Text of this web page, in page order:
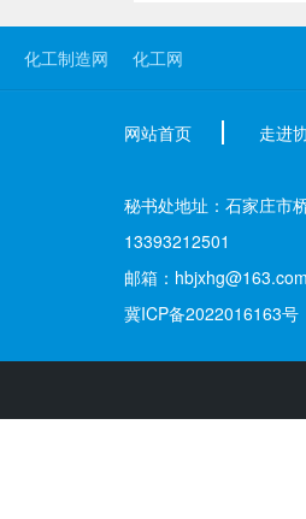
化工制造网 化工网
网站首页 走进
秘书处地址：石家庄市
13393212501
邮箱：
冀ICP备2022016163号